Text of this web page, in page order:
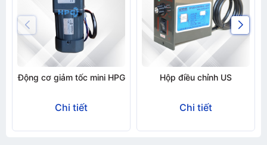
Động cơ giảm tốc mini HPG
Chi tiết
Hộp điều chỉnh US
Chi tiết